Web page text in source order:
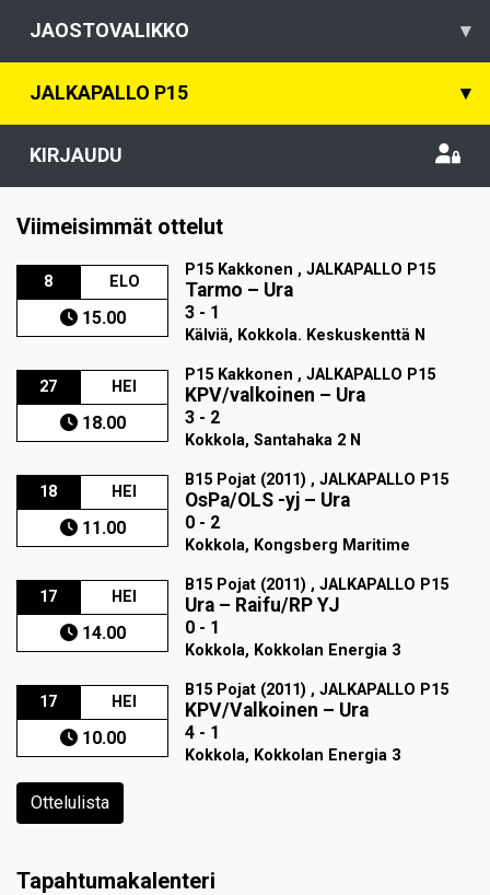
JAOSTOVALIKKO ▾
JALKAPALLO P15 ▾
KIRJAUDU
Viimeisimmät ottelut
8 ELO
15.00
P15 Kakkonen , JALKAPALLO P15
Tarmo – Ura
3 - 1
Kälviä, Kokkola. Keskuskenttä N
27 HEI
18.00
P15 Kakkonen , JALKAPALLO P15
KPV/valkoinen – Ura
3 - 2
Kokkola, Santahaka 2 N
18 HEI
11.00
B15 Pojat (2011) , JALKAPALLO P15
OsPa/OLS -yj – Ura
0 - 2
Kokkola, Kongsberg Maritime
17 HEI
14.00
B15 Pojat (2011) , JALKAPALLO P15
Ura – Raifu/RP YJ
0 - 1
Kokkola, Kokkolan Energia 3
17 HEI
10.00
B15 Pojat (2011) , JALKAPALLO P15
KPV/Valkoinen – Ura
4 - 1
Kokkola, Kokkolan Energia 3
Ottelulista
Tapahtumakalenteri